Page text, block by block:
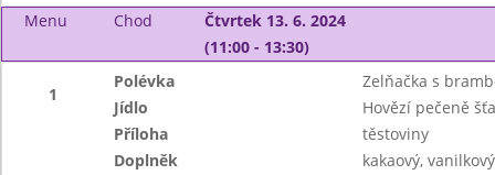
Menu Chod
Čtvrtek 13. 6. 2024
(11:00 - 13:30)
1
Polévka
Zelňačka s
Jídlo
Hovězí pečeně
Příloha
těstoviny
Doplněk
kakaový,